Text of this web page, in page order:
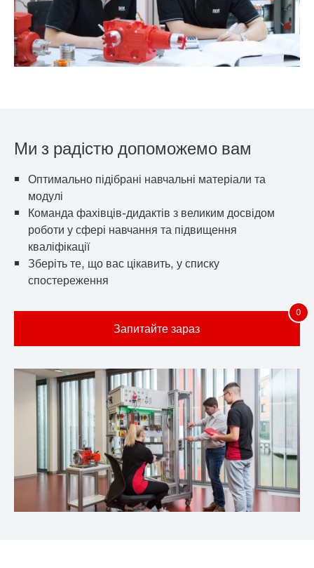
Ми з радістю допоможемо вам
Оптимально підібрані навчальні матеріали та
модулі
Команда фахівців-дидактів з великим досвідом
роботи у сфері навчання та підвищення
кваліфікації
Зберіть те, що вас цікавить, у списку
спостереження
Запитайте зараз